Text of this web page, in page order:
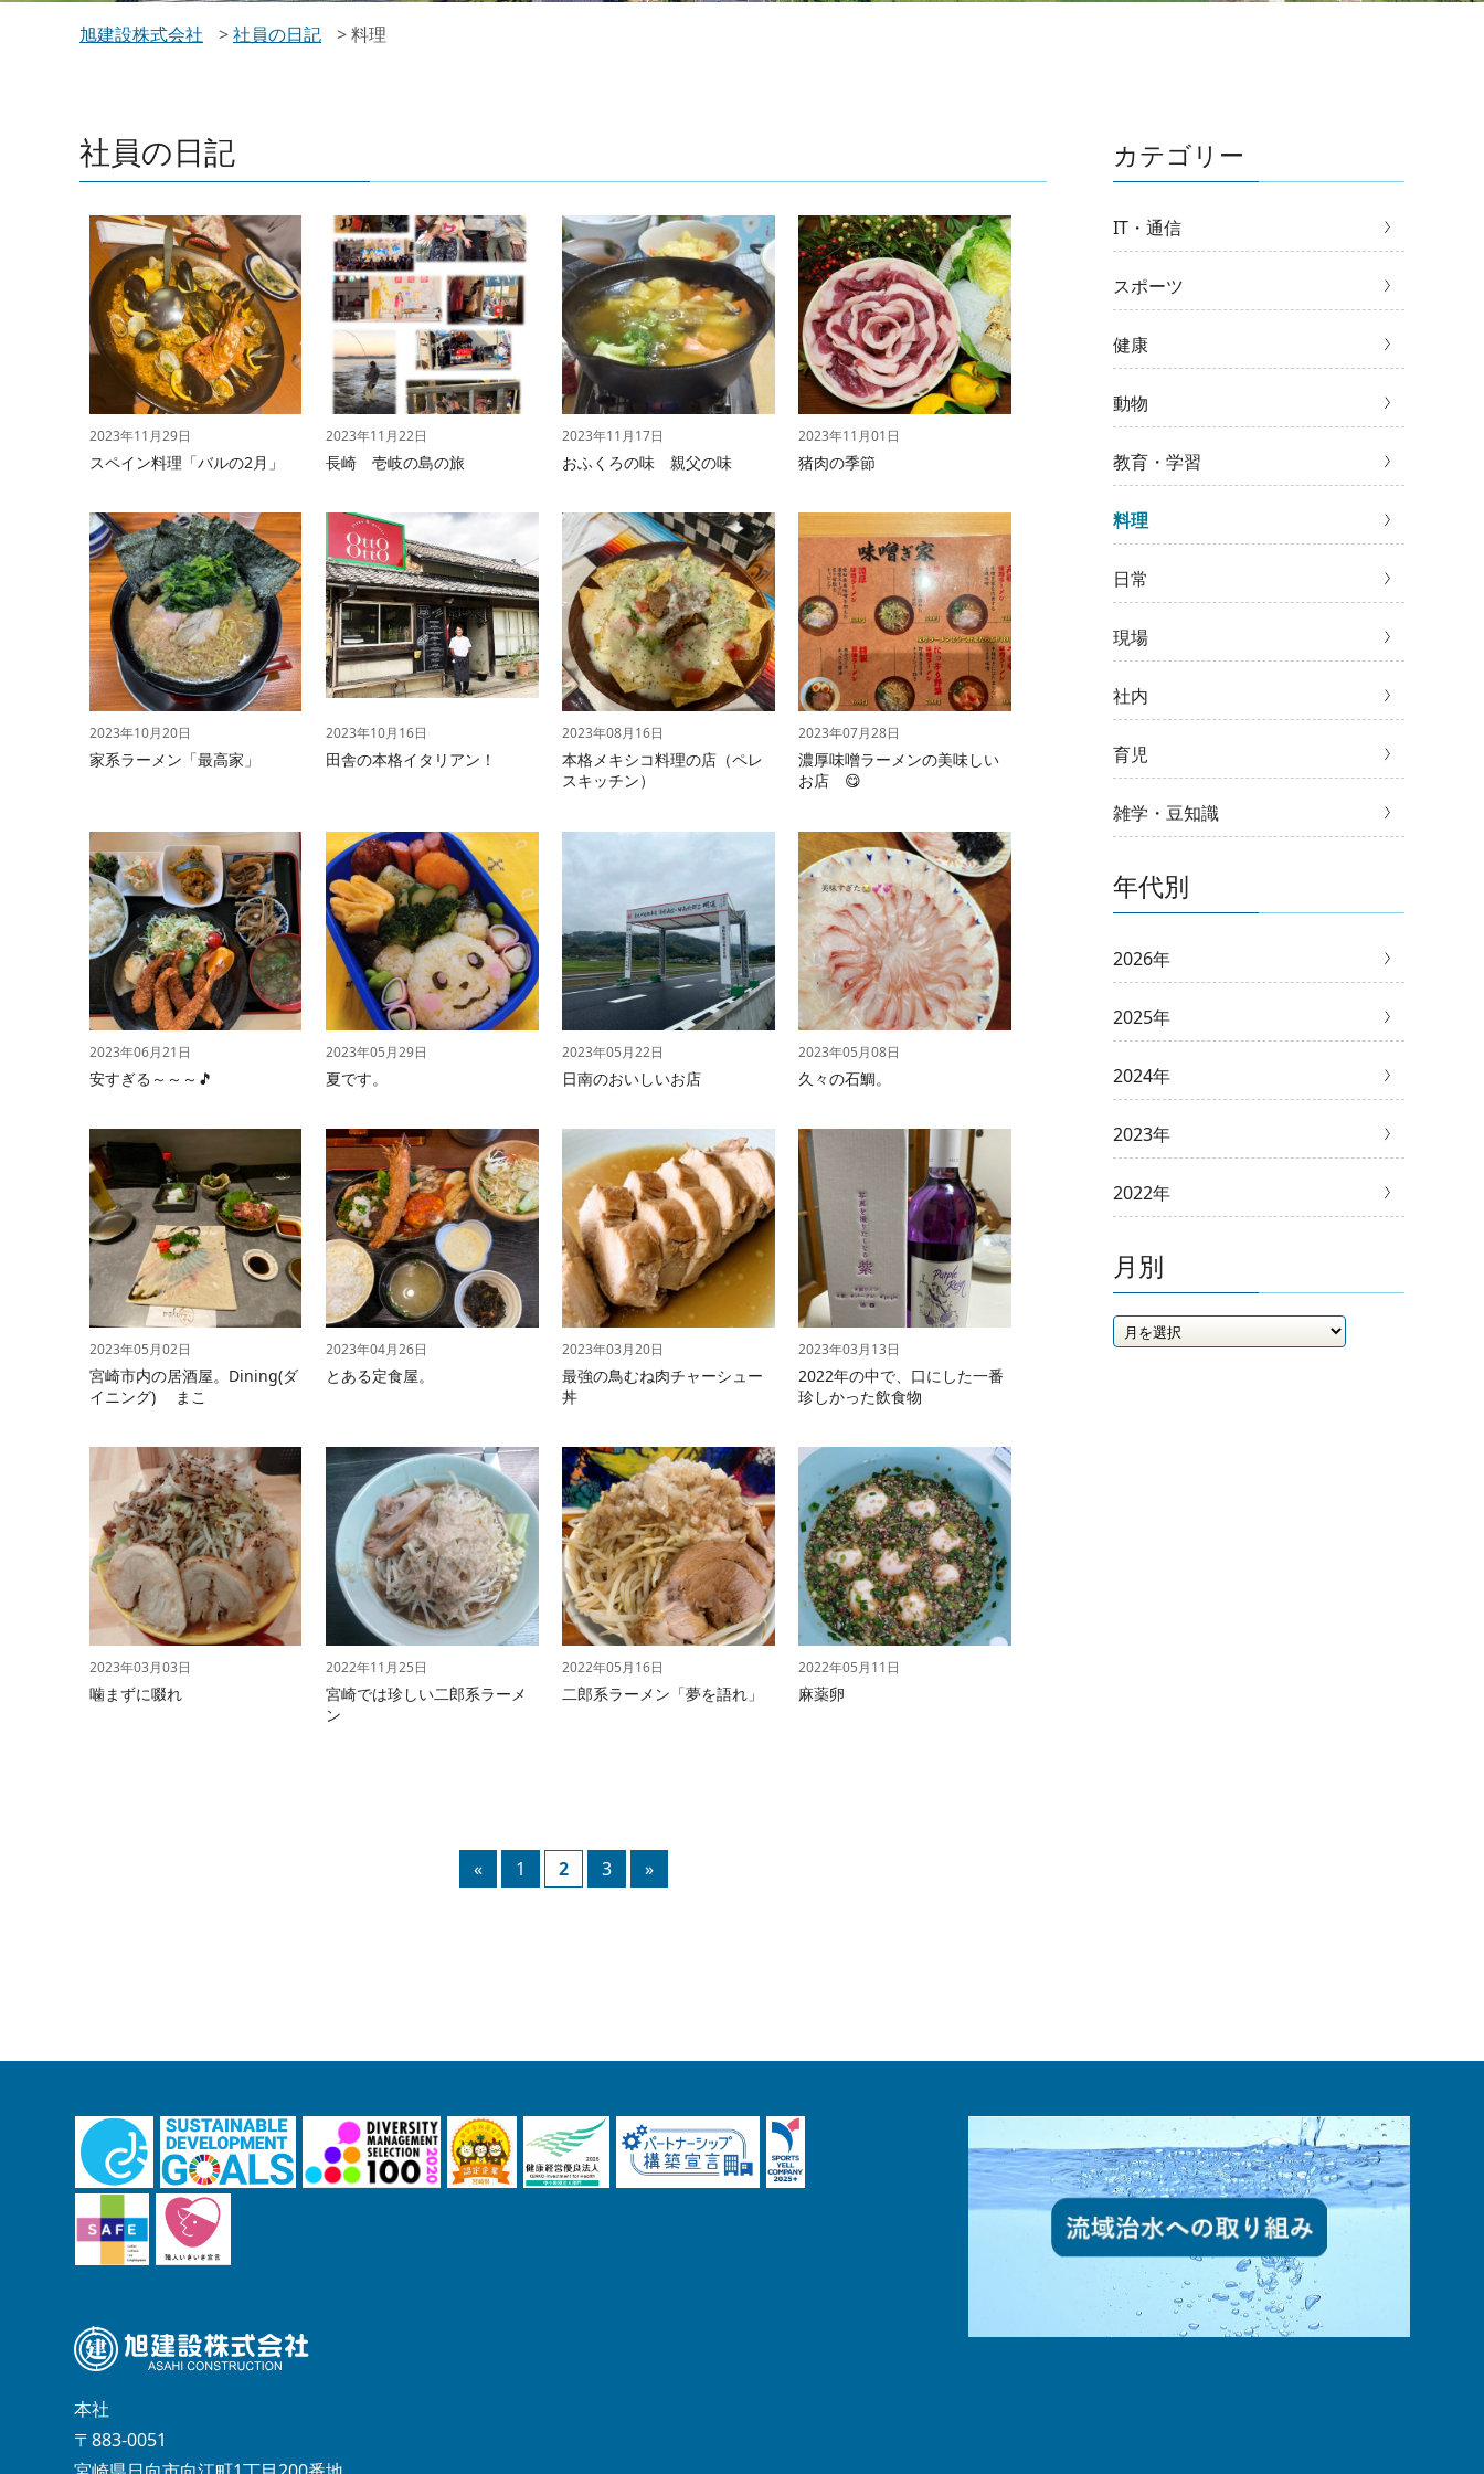
旭建設株式会社 >社員の日記 >料理
社員の日記
2023年11月29日
スペイン料理「バルの2月」
2023年11月22日
長崎 壱岐の島の旅
2023年11月17日
おふくろの味 親父の味
2023年11月01日
猪肉の季節
2023年10月20日
家系ラーメン「最高家」
2023年10月16日
田舎の本格イタリアン！
2023年08月16日
本格メキシコ料理の店（ペレ
スキッチン）
2023年07月28日
濃厚味噌ラーメンの美味しい
お店 😋
2023年06月21日
安すぎる～～～🎵
2023年05月29日
夏です。
2023年05月22日
日南のおいしいお店
2023年05月08日
久々の石鯛。
2023年05月02日
宮崎市内の居酒屋。Dining(ダ
イニング) まこ
2023年04月26日
とある定食屋。
2023年03月20日
最強の鳥むね肉チャーシュー
丼
2023年03月13日
2022年の中で、口にした一番
珍しかった飲食物
2023年03月03日
噛まずに啜れ
2022年11月25日
宮崎では珍しい二郎系ラーメ
ン
2022年05月16日
二郎系ラーメン「夢を語れ」
2022年05月11日
麻薬卵
« 1 2 3 »
カテゴリー
IT・通信
スポーツ
健康
動物
教育・学習
料理
日常
現場
社内
育児
雑学・豆知識
年代別
2026年
2025年
2024年
2023年
2022年
月別
本社
〒883-0051